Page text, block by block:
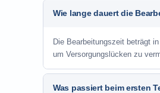
Wie lange dauert die
Die Bearbeitungszeit beträgt
um Versorgungslücken zu
Was passiert beim ersten